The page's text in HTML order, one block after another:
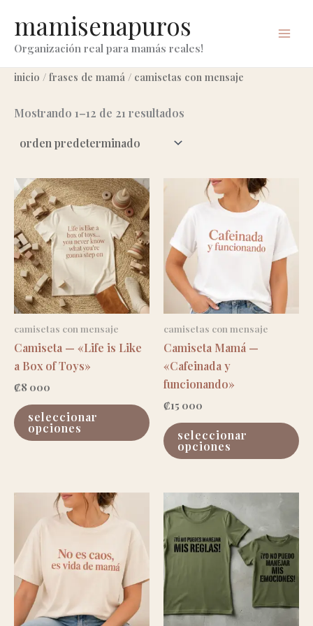
contenido
mamisenapuros
Organización real para mamás reales!
inicio / frases de mamá / camisetas con mensaje
Mostrando 1–12 de 21 resultados
camisetas con mensaje
Camiseta — «Life is Like
a Box of Toys»
₡8 000
seleccionar
opciones
este
producto
tiene
múltiples
las
opciones
pueden
elegir
camisetas con mensaje
Camiseta Mamá —
«Cafeinada y
funcionando»
₡15 000
seleccionar
opciones
en